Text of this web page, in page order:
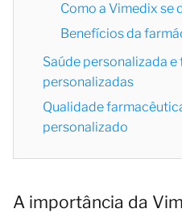
Como a Vimedix se
Benefícios da
Saúde personalizada
personalizadas
Qualidade
personalizado
A importância da